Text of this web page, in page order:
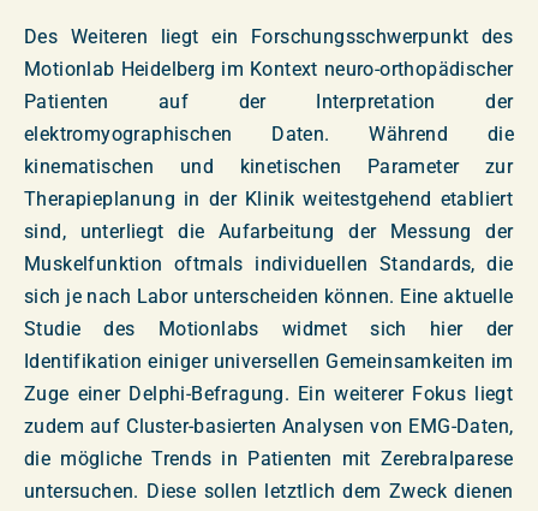
Des Weiteren liegt ein Forschungsschwerpunkt des
Motionlab Heidelberg im Kontext neuro-orthopädischer
Patienten auf der Interpretation der
elektromyographischen Daten. Während die
kinematischen und kinetischen Parameter zur
Therapieplanung in der Klinik weitestgehend etabliert
sind, unterliegt die Aufarbeitung der Messung der
Muskelfunktion oftmals individuellen Standards, die
sich je nach Labor unterscheiden können. Eine aktuelle
Studie des Motionlabs widmet sich hier der
Identifikation einiger universellen Gemeinsamkeiten im
Zuge einer Delphi-Befragung. Ein weiterer Fokus liegt
zudem auf Cluster-basierten Analysen von EMG-Daten,
die mögliche Trends in Patienten mit Zerebralparese
untersuchen. Diese sollen letztlich dem Zweck dienen